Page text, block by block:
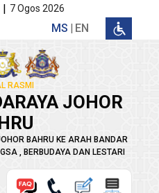
| 7 Ogos 2026
MS EN
RASMI
JOHOR
BAHRU KE ARAH BANDAR
, BERBUDAYA DAN LESTARI